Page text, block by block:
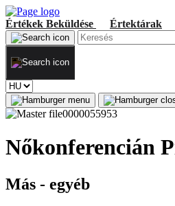
Értékek Beküldése Értektárak
Nőkonferencián
Más - egyéb